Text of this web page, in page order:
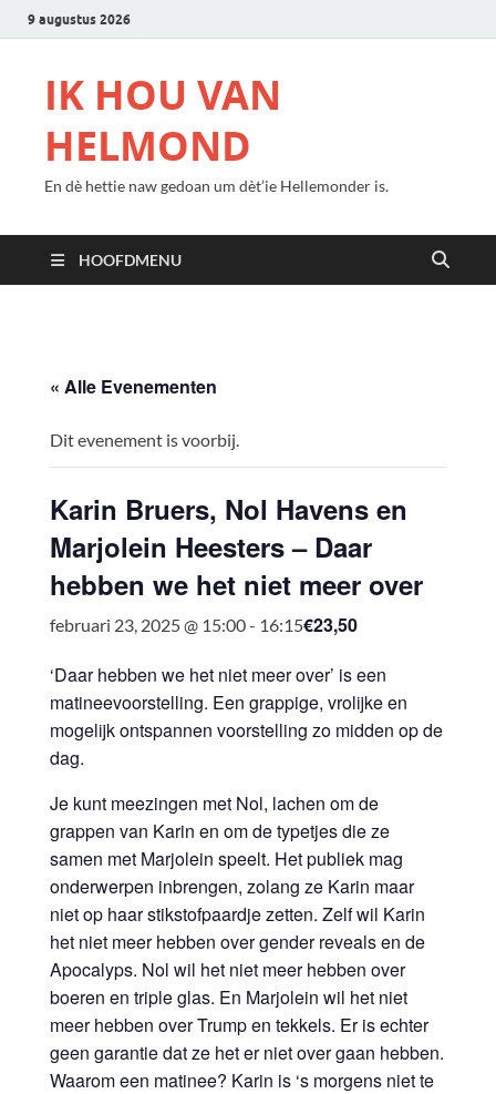
9 augustus 2026
IK HOU VAN
HELMOND
En dè hettie naw gedoan um dèt’ie Hellemonder is.
HOOFDMENU
« Alle Evenementen
Dit evenement is voorbij.
Karin Bruers, Nol Havens en
Marjolein Heesters – Daar
hebben we het niet meer over
februari 23, 2025 @ 15:00- 16:15€23,50
‘Daar hebben we het niet meer over’ is een
matineevoorstelling. Een grappige, vrolijke en
mogelijk ontspannen voorstelling zo midden op de
dag.
Je kunt meezingen met Nol, lachen om de
grappen van Karin en om de typetjes die ze
samen met Marjolein speelt. Het publiek mag
onderwerpen inbrengen, zolang ze Karin maar
niet op haar stikstofpaardje zetten. Zelf wil Karin
het niet meer hebben over gender reveals en de
Apocalyps. Nol wil het niet meer hebben over
boeren en triple glas. En Marjolein wil het niet
meer hebben over Trump en tekkels. Er is echter
geen garantie dat ze het er niet over gaan hebben.
Waarom een matinee? Karin is ‘s morgens niet te